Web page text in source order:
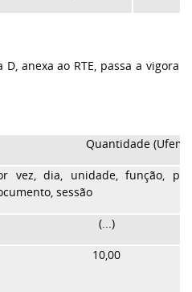
anexa ao RTE, passa a vigorar
Quantidade
vez, dia, unidade, função,
sessão
(...)
10,00